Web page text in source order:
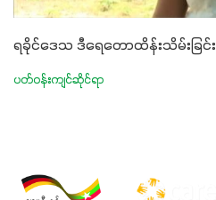
ရခိုင်ဒေသ ဒီရေတောထိန်းသိမ်းခြင်း
ပတ်ဝန်းကျင်ဆိုင်ရာ